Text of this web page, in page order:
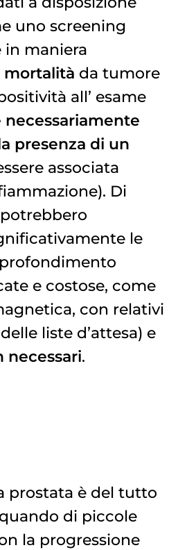
uno screening
in maniera
mortalità da tumore
all’ esame
necessariamente
presenza di un
associata
Di
le
e costose, come
con relativi
liste d’attesa) e
necessari.
prostata è del tutto
di piccole
la progressione